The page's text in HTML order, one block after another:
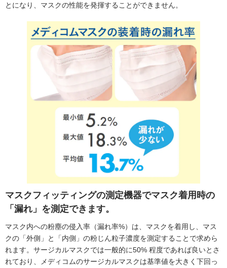
とになり、マスクの性能を発揮することができません。
マスクフィッティングの測定機器でマスク着用時の
「漏れ」を測定できます。
マスク内への粉塵の侵入率（漏れ率%）は、マスクを着用し、マス
クの「外側」と「内側」の粉じん粒子濃度を測定することで求めら
れます。サージカルマスクでは一般的に50% 程度であれば良いとさ
れており、メディコムのサージカルマスクは基準値を大きく下回っ